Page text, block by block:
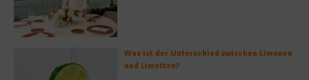
Was ist der Unterschied zwischen Limonen
und Limetten?